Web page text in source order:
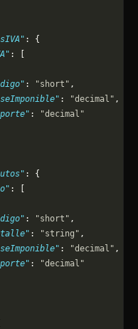
: {
: [
: "short" ,
: "decimal" ,
:
"decimal"
: {
: [
: "short" ,
: "string" ,
: "decimal" ,
:
"decimal"